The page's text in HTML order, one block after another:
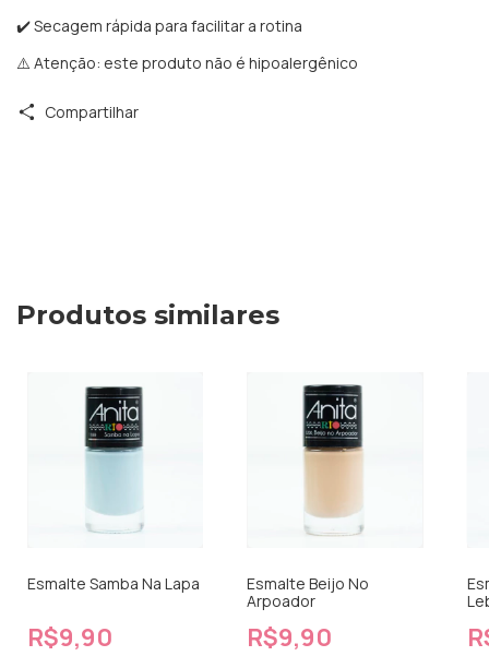
✔️ Secagem rápida para facilitar a rotina
⚠️ Atenção: este produto não é hipoalergênico
Compartilhar
Produtos similares
Esmalte Samba Na Lapa
R$9,90
Esmalte Beijo No
Arpoador
R$9,90